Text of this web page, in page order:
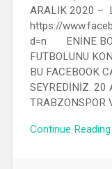
ARALIK 2020 –
https://
d=n ENİNE
FUTBOLUNU
BU FACEBOOK
SEYREDİNİZ.
TRABZONSPOR
Continue